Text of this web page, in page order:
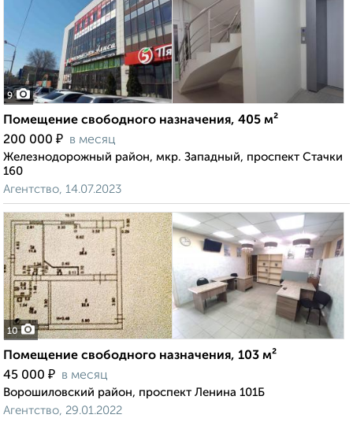
9
Помещение свободного назначения, 405 м²
200 000 ₽ в месяц
Железнодорожный район, мкр. Западный, проспект Стачки
160
Агентство, 14.07.2023
10
Помещение свободного назначения, 103 м²
45 000 ₽ в месяц
Ворошиловский район, проспект Ленина 101Б
Агентство, 29.01.2022